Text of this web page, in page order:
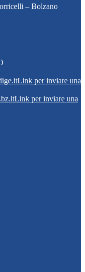
– Bolzano
Link per inviare una
Link per inviare una